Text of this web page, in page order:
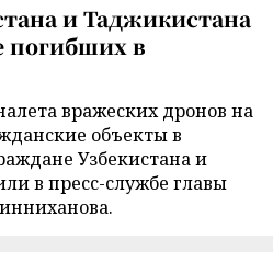
и Таджикистана
погибших в
вражеских дронов на
объекты в
Узбекистана и
в пресс-службе главы